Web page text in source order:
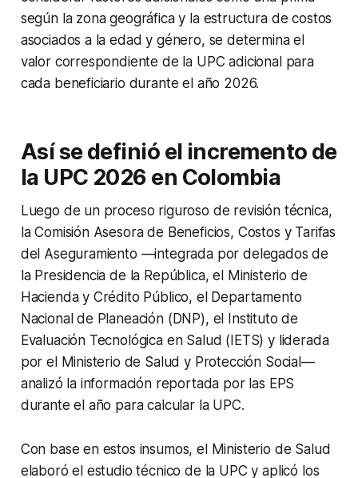
según la zona geográfica y la estructura de costos
asociados a la edad y género, se determina el
valor correspondiente de la UPC adicional para
cada beneficiario durante el año 2026.
Así se definió el incremento de
la UPC 2026 en Colombia
Luego de un proceso riguroso de revisión técnica,
la Comisión Asesora de Beneficios, Costos y Tarifas
del Aseguramiento —integrada por delegados de
la Presidencia de la República, el Ministerio de
Hacienda y Crédito Público, el Departamento
Nacional de Planeación (DNP), el Instituto de
Evaluación Tecnológica en Salud (IETS) y liderada
por el Ministerio de Salud y Protección Social—
analizó la información reportada por las EPS
durante el año para calcular la UPC.​
Con base en estos insumos, el Ministerio de Salud
elaboró el estudio técnico de la UPC y aplicó los